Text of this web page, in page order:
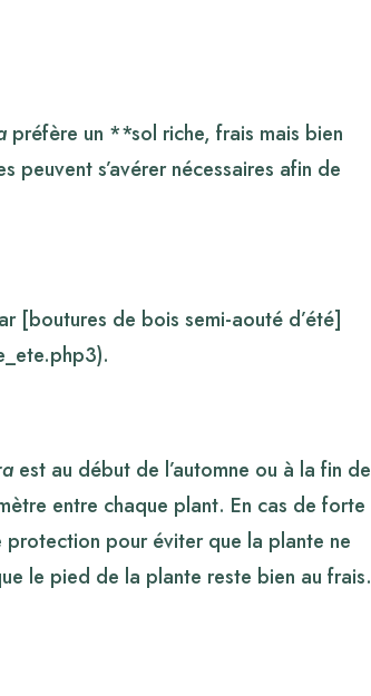
préfère un **sol riche, frais mais bien
s’avérer nécessaires afin de
[boutures de bois semi-aouté d’été]
est au début de l’automne ou à la fin de
entre chaque plant. En cas de forte
pour éviter que la plante ne
le pied de la plante reste bien au frais.